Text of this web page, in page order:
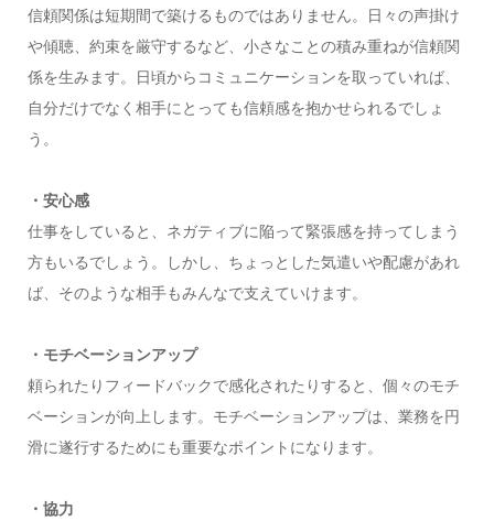
信頼関係は短期間で築けるものではありません。日々の声掛け
や傾聴、約束を厳守するなど、小さなことの積み重ねが信頼関
係を生みます。日頃からコミュニケーションを取っていれば、
自分だけでなく相手にとっても信頼感を抱かせられるでしょ
う。
・安心感
仕事をしていると、ネガティブに陥って緊張感を持ってしまう
方もいるでしょう。しかし、ちょっとした気遣いや配慮があれ
ば、そのような相手もみんなで支えていけます。
・モチベーションアップ
頼られたりフィードバックで感化されたりすると、個々のモチ
ベーションが向上します。モチベーションアップは、業務を円
滑に遂行するためにも重要なポイントになります。
・協力